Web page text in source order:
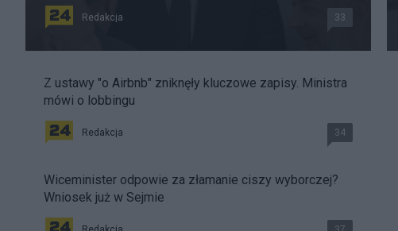
Redakcja 33
Z ustawy "o Airbnb" zniknęły kluczowe zapisy. Ministra
mówi o lobbingu
Redakcja 34
Wiceminister odpowie za złamanie ciszy wyborczej?
Wniosek już w Sejmie